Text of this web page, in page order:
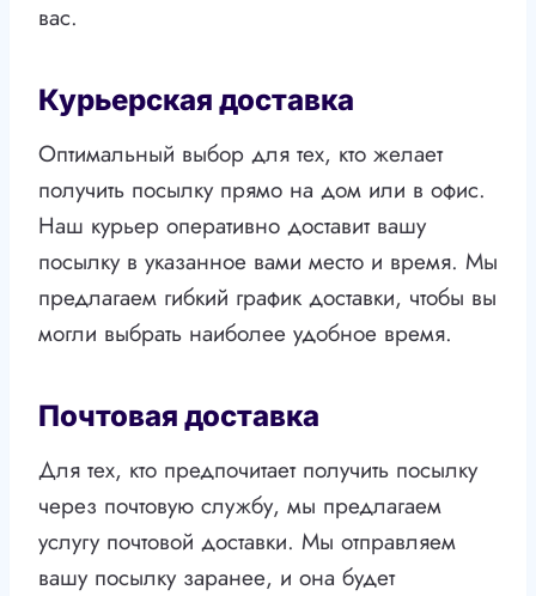
вас.
Курьерская доставка
Оптимальный выбор для тех, кто желает
получить посылку прямо на дом или в офис.
Наш курьер оперативно доставит вашу
посылку в указанное вами место и время. Мы
предлагаем гибкий график доставки, чтобы вы
могли выбрать наиболее удобное время.
Почтовая доставка
Для тех, кто предпочитает получить посылку
через почтовую службу, мы предлагаем
услугу почтовой доставки. Мы отправляем
вашу посылку заранее, и она будет